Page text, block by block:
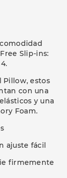
Slip-ins:
Pillow, estos
con una
y una
Foam.
ajuste fácil
firmemente